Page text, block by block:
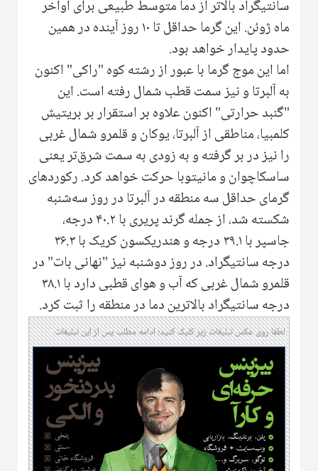
سانتیگراد بالاتر از دما متوسط طبیعی برای اواخر
ماه ژوئن. این گرما حداقل تا ۱۰ روز آینده در همین
حدود پایدار خواهد بود.
اما این موج گرما با عبور از رشته کوه "راکی" اکنون
به آلبرتا و نیز سمت قطب شمال رفته است. این
"گنبد حرارتی" اکنون علاوه بر استقرار بر بریتیش
کلمبیا، مناطقی از آلبرتا، یوکان و قلمرو شمال غربی
را نیز در بر گرفته و به زودی به سمت شرق‌تر یعنی
ساسکاچوان و مانیتوبا حرکت خواهد کرد. رکوردهای
گرمای حداقل سه منطقه در آلبرتا در روز سه‌شنبه
شکسته شد، از جمله گرند پریری با ۴۰.۲ درجه،
جاسپر با ۳۹.۱ درجه و هندریکسون کریک با ۳۶.۳
درجه سانتیگراد. در روز دوشنبه نیز "نهانی بات" در
قلمرو شمال غربی که آب و هوای قطبی دارد با ۳۸.۱
درجه سانتیگراد بالاترین دما در منطقه را ثبت کرد.
لطفا روی عکس تبلیغات زیر کلیک کنید؛ ادامه مطلب پس از این تبلیغات